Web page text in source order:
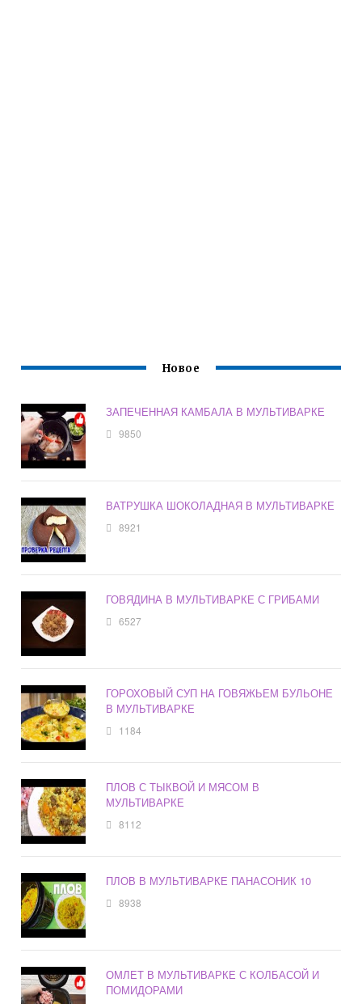
Новое
ЗАПЕЧЕННАЯ КАМБАЛА В МУЛЬТИВАРКЕ
9850
ВАТРУШКА ШОКОЛАДНАЯ В МУЛЬТИВАРКЕ
8921
ГОВЯДИНА В МУЛЬТИВАРКЕ С ГРИБАМИ
6527
ГОРОХОВЫЙ СУП НА ГОВЯЖЬЕМ БУЛЬОНЕ
В МУЛЬТИВАРКЕ
1184
ПЛОВ С ТЫКВОЙ И МЯСОМ В
МУЛЬТИВАРКЕ
8112
ПЛОВ В МУЛЬТИВАРКЕ ПАНАСОНИК 10
8938
ОМЛЕТ В МУЛЬТИВАРКЕ С КОЛБАСОЙ И
ПОМИДОРАМИ